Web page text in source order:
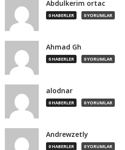
Abdulkerim ortac
0 HABERLER 0 YORUMLAR
Ahmad Gh
0 HABERLER 0 YORUMLAR
alodnar
0 HABERLER 0 YORUMLAR
Andrewzetly
0 HABERLER 0 YORUMLAR